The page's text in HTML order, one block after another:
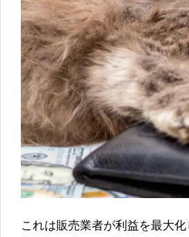
これは販売業者が利益を最大